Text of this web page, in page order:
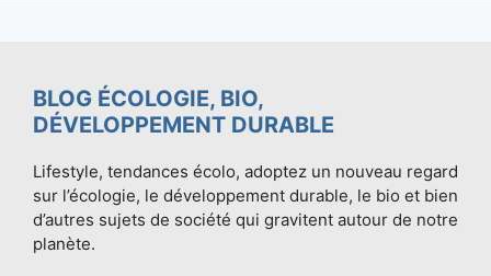
BLOG ÉCOLOGIE, BIO,
DÉVELOPPEMENT DURABLE
Lifestyle, tendances écolo, adoptez un nouveau regard
sur l’écologie, le développement durable, le bio et bien
d’autres sujets de société qui gravitent autour de notre
planète.